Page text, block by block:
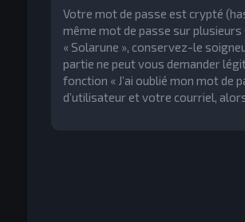
Votre mot de passe est crypté
même mot de passe sur
« Solarune », conservez-le
partie ne peut vous demander
fonction « J’ai oublié mon mot de
d’utilisateur et votre courriel,